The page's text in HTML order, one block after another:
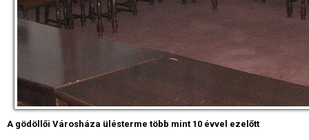
A gödöllői Városháza ülésterme több mint 10 évvel ezelőtt